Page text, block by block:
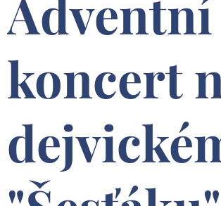
Adventní
koncert